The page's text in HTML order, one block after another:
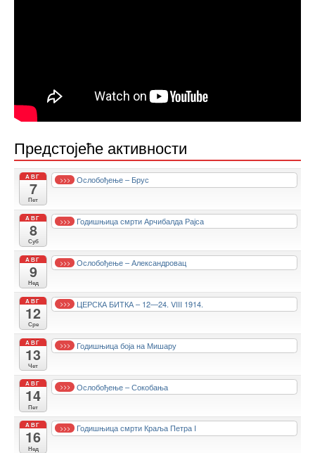
Предстојеће активности
АВГ
7
Пет
>>> Ослобођење – Брус
АВГ
8
Суб
>>> Годишњица смрти Арчибалда Рајса
АВГ
9
Нед
>>> Ослобођење – Александровац
АВГ
12
Сре
>>> ЦЕРСКА БИТКА – 12—24. VIII 1914.
АВГ
13
Чет
>>> Годишњица боја на Мишару
АВГ
14
Пет
>>> Ослобођење – Сокобања
АВГ
16
Нед
>>> Годишњица смрти Краља Петра I